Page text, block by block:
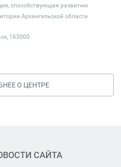
способствующая развитию
Архангельской области
163000
О ЦЕНТРЕ
САЙТА